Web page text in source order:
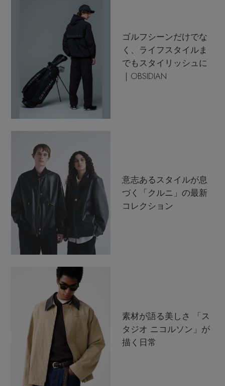
ゴルフシーンだけでな
く、ライフスタイルま
でもスタイリッシュに
｜OBSIDIAN
意志あるスタイルが息
づく「クルニ」の最新
コレクション
素材が語る美しさ 「ス
タジオ ニコルソン」が
描く日常